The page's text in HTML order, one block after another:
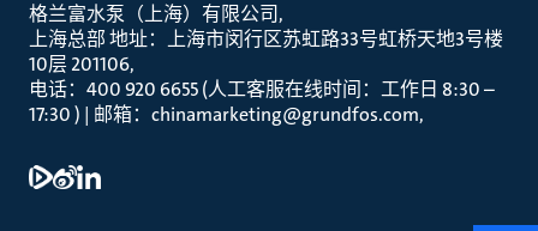
格兰富水泵（上海）有限公司
上海总部 地址：上海市闵行区苏虹路33号虹桥天地3号楼
10层 201106
电话：400 920 6655 (人工客服在线时间：工作日 8:30 –
17:30 ) | 邮箱：chinamarketing@grundfos.com